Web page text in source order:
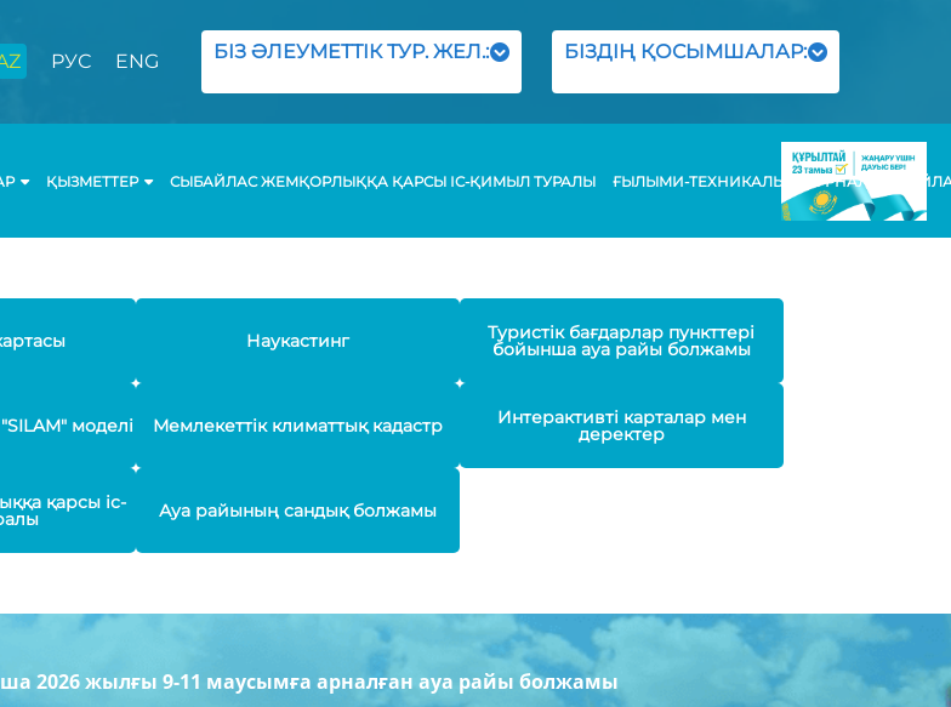
РУС ENG БІЗ ӘЛЕУМЕТТІК ТУР. ЖЕЛ.: БІЗДІҢ ҚОСЫМШАЛАР:
ҚЫЗМЕТТЕР СЫБАЙЛАС ЖЕМҚОРЛЫҚҚА ҚАРСЫ ІС-ҚИМЫЛ ТУРАЛЫ ҒЫЛЫМИ-ТЕХНИКАЛЫҚ ЖУРНАЛЫ
Наукастинг Туристік бағдарлар пункттері
бойынша ауа райы болжамы
моделі Мемлекеттік климаттық кадастр Интерактивті карталар мен
деректер
қарсы іс- Ауа райының сандық болжамы
2026 жылғы 9-11 маусымға арналған ауа райы болжамы